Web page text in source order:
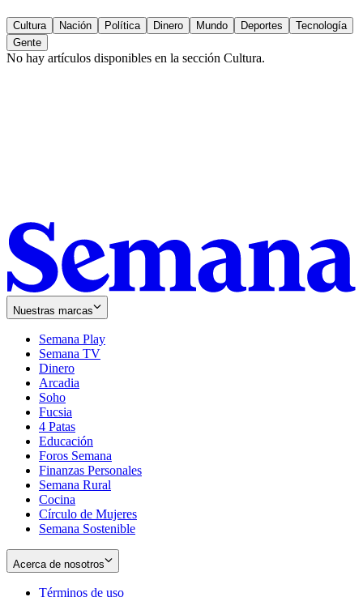
Cultura Nación Política Dinero Mundo Deportes
Tecnología
Gente
No hay artículos disponibles en la sección Cultura.
Nuestras marcas
Semana Play
Semana TV
Dinero
Arcadia
Soho
in
new
window
Fucsia
in
new
window
4 Patas
Educación
Foros Semana
Finanzas Personales
Semana Rural
Cocina
Círculo de Mujeres
Semana Sostenible
Acerca de nosotros
Términos de uso